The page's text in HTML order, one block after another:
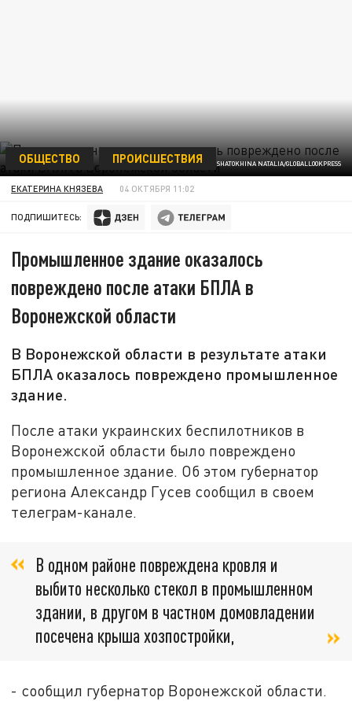
SHATOKHINA NATALIA/GLOBALLOOKPRESS
ОБЩЕСТВО ПРОИСШЕСТВИЯ
ЕКАТЕРИНА КНЯЗЕВА 04 ОКТЯБРЯ 11:02
ПОДПИШИТЕСЬ:
Промышленное здание оказалось
повреждено после атаки БПЛА в
Воронежской области
В Воронежской области в результате атаки
БПЛА оказалось повреждено промышленное
здание.
После атаки украинских беспилотников в
Воронежской области было повреждено
промышленное здание. Об этом губернатор
региона Александр Гусев сообщил в своем
телеграм-канале.
В одном районе повреждена кровля и
выбито несколько стекол в промышленном
здании, в другом в частном домовладении
посечена крыша хозпостройки,
- сообщил губернатор Воронежской области.